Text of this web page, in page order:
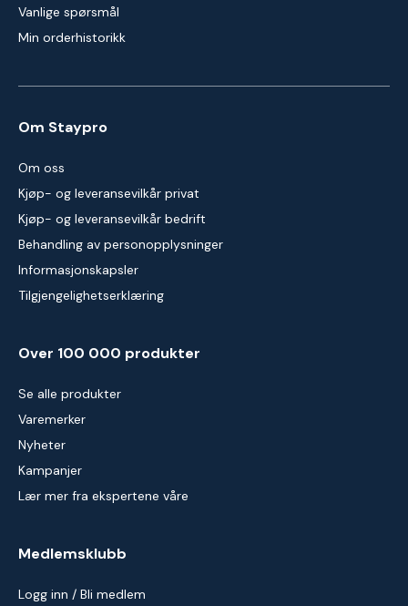
Vanlige spørsmål
Min orderhistorikk
Om Staypro
Om oss
Kjøp- og leveransevilkår privat
Kjøp- og leveransevilkår bedrift
Behandling av personopplysninger
Informasjonskapsler
Tilgjengelighetserklæring
Over 100 000 produkter
Se alle produkter
Varemerker
Nyheter
Kampanjer
Lær mer fra ekspertene våre
Medlemsklubb
Logg inn / Bli medlem